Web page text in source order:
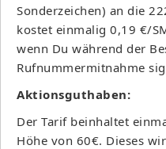
Sonderzeichen) an die
kostet einmalig 0,19 €/
wenn Du während der
Rufnummermitnahme
Aktionsguthaben:
Der Tarif beinhaltet
Höhe von 60€. Dieses